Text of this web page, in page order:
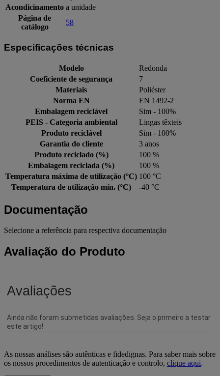
Acondicinamento a unidade
Página de
catálogo
58
Especificações técnicas
Modelo
Redonda
Coeficiente de segurança
7
Materiais
Poliéster
Norma EN
EN 1492-2
Embalagem reciclável
Sim - 100%
PEIS - Categoria ambiental
Lingas têxteis
Produto reciclável
Sim - 100%
Garantia do cliente
3 anos
Produto reciclado (%)
100 %
Embalagem reciclada (%)
100 %
Temperatura máxima de utilização (°C) 100 °C
Temperatura de utilização mín. (°C)
-40 °C
Documentação
Selecione a referência para respectiva documentação
Avaliação do Produto
As nossas análises são autênticas e fidedignas. Para saber mais sobre
os nossos procedimentos de autenticação e controlo, clique aqui.